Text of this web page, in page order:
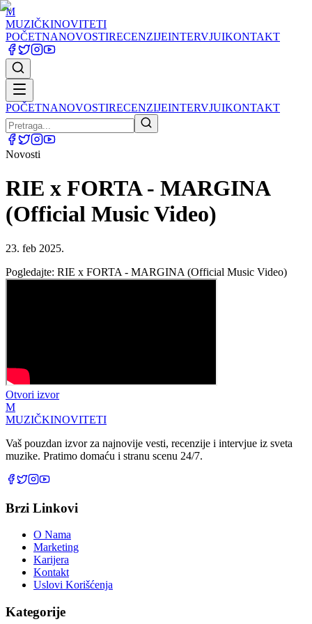
M
MUZIČKINOVITETI
POČETNANOVOSTIRECENZIJEINTERVJUIKONTAKT
POČETNANOVOSTIRECENZIJEINTERVJUIKONTAKT
Novosti
RIE x FORTA - MARGINA
(Official Music Video)
23. feb 2025.
Pogledajte: RIE x FORTA - MARGINA (Official Music Video)
Otvori izvor
M
MUZIČKINOVITETI
Vaš pouzdan izvor za najnovije vesti, recenzije i intervjue iz sveta
muzike. Pratimo domaću i stranu scenu 24/7.
Brzi Linkovi
O Nama
Marketing
Karijera
Kontakt
Uslovi Korišćenja
Kategorije